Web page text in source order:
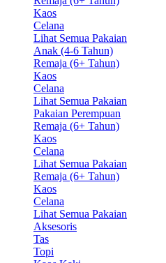
Kaos
Celana
Lihat Semua Pakaian
Anak (4-6 Tahun)
Remaja (6+ Tahun)
Kaos
Celana
Lihat Semua Pakaian
Pakaian Perempuan
Remaja (6+ Tahun)
Kaos
Celana
Lihat Semua Pakaian
Remaja (6+ Tahun)
Kaos
Celana
Lihat Semua Pakaian
Aksesoris
Tas
Topi